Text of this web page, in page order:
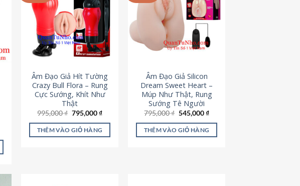
Âm Đạo Giả Hít Tường
Crazy Bull Flora – Rung
Cực Sướng, Khít Như
Thật
995,000₫ Giá
là:
995,000 ₫.
795,000₫Giá
tại
là:
THÊM VÀO GIỎ HÀNG
Âm Đạo Giả Silicon
Dream Sweet Heart –
Múp Như Thật, Rung
Sướng Tê Người
795,000₫ Giá
là:
795,000 ₫.
545,000₫Giá
tại
là:
THÊM VÀO GIỎ HÀNG